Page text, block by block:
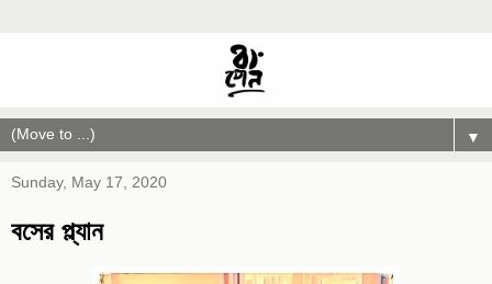
▼
Sunday, May 17, 2020
বসের প্ল্যান